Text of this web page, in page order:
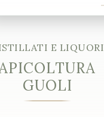
E LIQUORI
GUOLI